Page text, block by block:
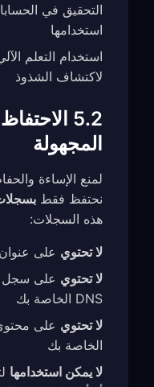
التحقيق في
استخدامها
استخدام التعلم
لاكتشاف الشذوذ
5.2
المجهولة
لمنع الإساءة
نحتفظ فقط
هذه السجلات:
لا تحتوي على عنوان IP الحقيقي الخاص بك
لا تحتوي على سجل
DNS الخاصة بك
لا تحتوي
الخاصة بك
لا يمكن استخدامها